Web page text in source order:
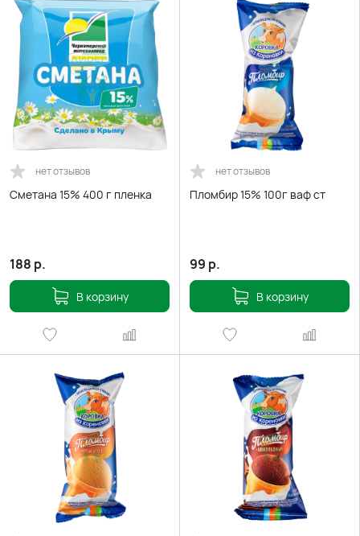
нет отзывов
Сметана 15% 400 г пленка
188 р.
В корзину
нет отзывов
Пломбир 15% 100г ваф ст
99 р.
В корзину